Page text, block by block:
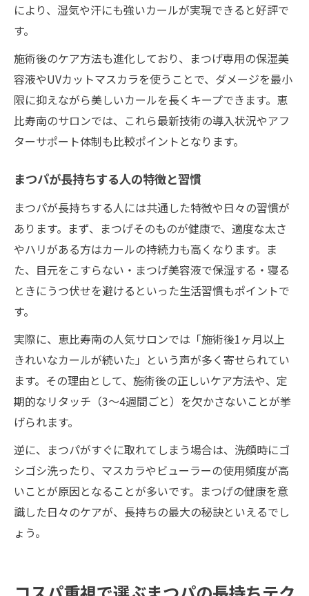
により、湿気や汗にも強いカールが実現できると好評で
す。
施術後のケア方法も進化しており、まつげ専用の保湿美
容液やUVカットマスカラを使うことで、ダメージを最小
限に抑えながら美しいカールを長くキープできます。恵
比寿南のサロンでは、これら最新技術の導入状況やアフ
ターサポート体制も比較ポイントとなります。
まつパが長持ちする人の特徴と習慣
まつパが長持ちする人には共通した特徴や日々の習慣が
あります。まず、まつげそのものが健康で、適度な太さ
やハリがある方はカールの持続力も高くなります。ま
た、目元をこすらない・まつげ美容液で保湿する・寝る
ときにうつ伏せを避けるといった生活習慣もポイントで
す。
実際に、恵比寿南の人気サロンでは「施術後1ヶ月以上
きれいなカールが続いた」という声が多く寄せられてい
ます。その理由として、施術後の正しいケア方法や、定
期的なリタッチ（3～4週間ごと）を欠かさないことが挙
げられます。
逆に、まつパがすぐに取れてしまう場合は、洗顔時にゴ
シゴシ洗ったり、マスカラやビューラーの使用頻度が高
いことが原因となることが多いです。まつげの健康を意
識した日々のケアが、長持ちの最大の秘訣といえるでし
ょう。